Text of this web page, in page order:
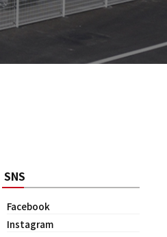
SNS
Facebook
Instagram